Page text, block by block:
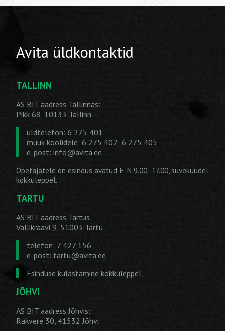
Avita üldkontaktid
TALLINN
AS BIT aadress Tallinnas:
Pikk 68, 10133 Tallinn
üldtelefon: 6 275 401
müük koolidele: 6 275 402; 6 275 405
e-post: info@avita.ee
Õpetajatele on esindus avatud E-N 9.00 -17.00, suvekuudel
kokkuleppel.
TARTU
AS BIT aadress Tartus:
Vallikraavi 9, 51003 Tartu
telefon: 7 427 156
e-post: tartu@avita.ee
Esinduse külastamine kokkuleppel.
JÕHVI
AS BIT aadress Jõhvis:
Rakvere 30, 41532 Jõhvi